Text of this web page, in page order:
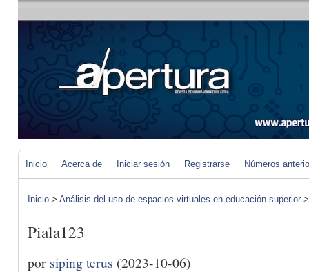
Inicio Acerca de Iniciar sesión Registrarse Números
Inicio > Análisis del uso de espacios virtuales en educación superior
Piala123
por siping terus (2023-10-06)